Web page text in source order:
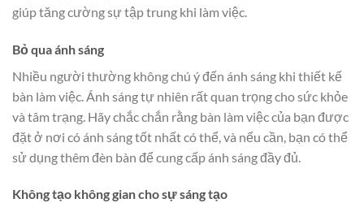
giúp tăng cường sự tập trung khi làm việc.
Bỏ qua ánh sáng
Nhiều người thường không chú ý đến ánh sáng khi thiết kế
bàn làm việc. Ánh sáng tự nhiên rất quan trọng cho sức khỏe
và tâm trạng. Hãy chắc chắn rằng bàn làm việc của bạn được
đặt ở nơi có ánh sáng tốt nhất có thể, và nếu cần, bạn có thể
sử dụng thêm đèn bàn để cung cấp ánh sáng đầy đủ.
Không tạo không gian cho sự sáng tạo